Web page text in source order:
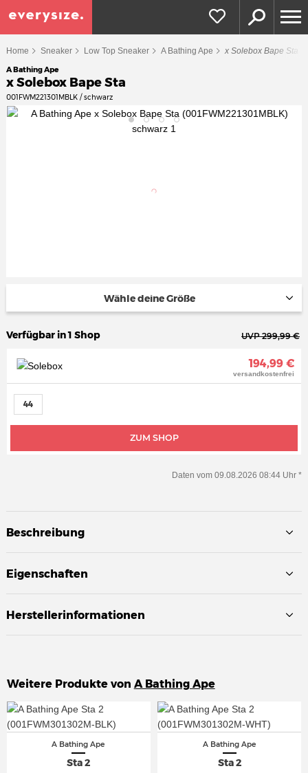
Home Sneaker Low Top Sneaker A Bathing Ape x Solebox Bape Sta
A Bathing Ape
x Solebox Bape Sta
001FWM221301MBLK / schwarz
Wähle deine Größe
Verfügbar in 1 Shop UVP 299,99 €
194,99 €
versandkostenfrei
ZUM SHOP
44
Daten vom 09.08.2026 08:44 Uhr *
Beschreibung
Eigenschaften
Herstellerinformationen
Weitere Produkte von A Bathing Ape
A Bathing Ape
Sta 2
A Bathing Ape
Sta 2